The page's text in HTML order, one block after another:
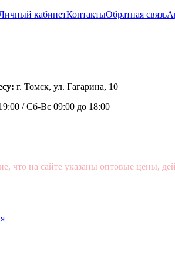
кабинетКонтактыОбратная связь
г. Томск, ул. Гагарина, 10
/Сб-Вс 09:00 до 18:00
что на сайте указаны оптовые цены,